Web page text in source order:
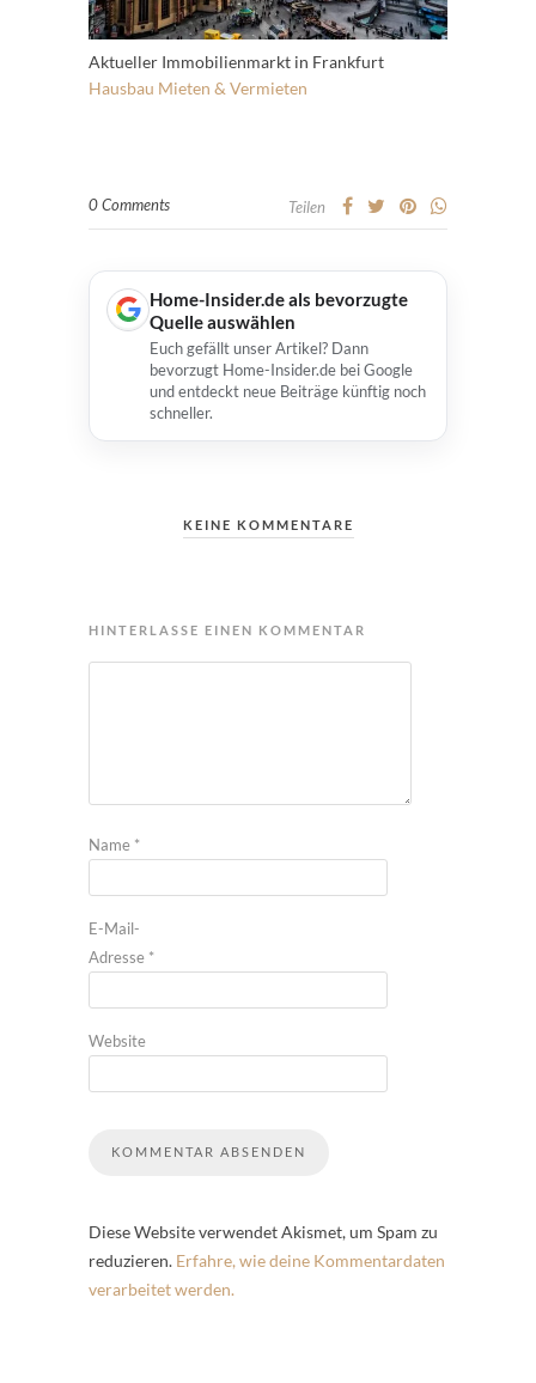
Aktueller Immobilienmarkt in Frankfurt
Hausbau Mieten & Vermieten
0 Comments Teilen
Home-Insider.de als bevorzugte
Quelle auswählen
Euch gefällt unser Artikel? Dann
bevorzugt Home-Insider.de bei Google
und entdeckt neue Beiträge künftig noch
schneller.
KEINE KOMMENTARE
HINTERLASSE EINEN KOMMENTAR
Name *
E-Mail-
Adresse *
Website
Diese Website verwendet Akismet, um Spam zu
reduzieren. Erfahre, wie deine Kommentardaten
verarbeitet werden.